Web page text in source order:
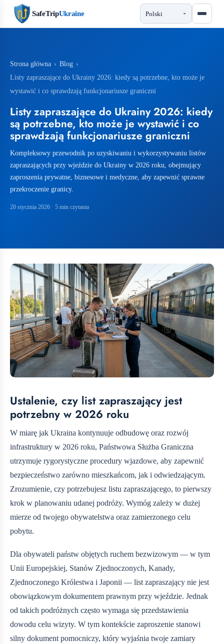
SafeTripUkraine
Strona główna › Blog ›
Listy zapraszające do Ukrainy 2026: kiedy są potrzebne, kto może je
wystawić i co sprawdzają funkcjonariusze graniczni
Listy zapraszające do Ukrainy 2026: kiedy
są potrzebne, kto może je wystawić i co
sprawdzają funkcjonariusze graniczni
Kompleksowy przewodnik po uzyskiwaniu i wykorzystywaniu listów
zapraszających przy wjeździe do Ukrainy w 2026 roku, obejmujący
zaproszenia prywatne, biznesowe i medyczne, aby zapewnić sprawne
przekroczenie granicy.
20 stycznia 2026 · 5 min czytania
Ustalenie, czy list zapraszający jest
potrzebny w 2026 roku
W miarę jak Ukraina kontynuuje odbudowę oraz rozwój
infrastruktury w 2026 roku, Państwowa Służba Graniczna
utrzymuje rygorystyczne procedury wjazdowe, aby zapewnić
bezpieczeństwo zarówno mieszkańcom, jak i odwiedzającym.
Zrozumienie, czy potrzebujesz listu zapraszającego, to pierwszy
krok w planowaniu udanej podróży. Wymóg zależy w dużej
mierze od twojego obywatelstwa oraz zamierzonego celu
pobytu.
Dla obywateli państw objętych ruchem bezwizowym — w tym
Unii Europejskiej, Stanów Zjednoczonych, Kanady,
Zjednoczonego Królestwa i Japonii — list zapraszający nie jest
obowiązkowym dokumentem prawnym przy wjeździe. Jednak
od takich podróżnych często wymaga się przedstawienia
dowodu celu wizyty. W tym kontekście zaproszenie stanowi
silny dokument pomocniczy, który wyjaśnia twoje zamiary